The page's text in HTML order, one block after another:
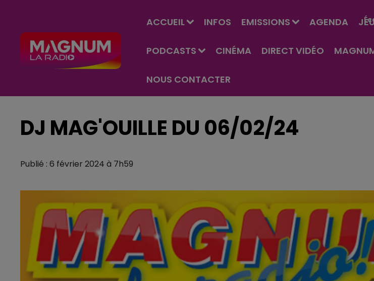
ACCUEIL INFOS EMISSIONS AGENDA
PODCASTS CINÉMA DIRECT VIDÉO
NOUS CONTACTER
DJ MAG'OUILLE DU 06/02/24
Publié : 6 février 2024 à 7h59